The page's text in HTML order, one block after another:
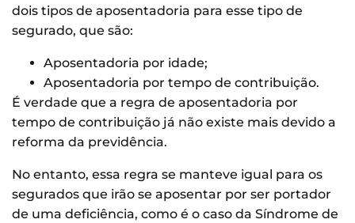
dois tipos de aposentadoria para esse tipo de
segurado, que são:
Aposentadoria por idade;
Aposentadoria por tempo de contribuição.
É verdade que a regra de aposentadoria por
tempo de contribuição já não existe mais devido a
reforma da previdência.
No entanto, essa regra se manteve igual para os
segurados que irão se aposentar por ser portador
de uma deficiência, como é o caso da Síndrome de